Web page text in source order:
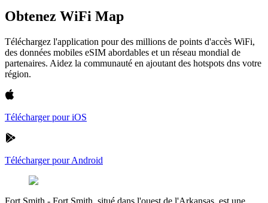
Obtenez WiFi Map
Téléchargez l'application pour des millions de points d'accès WiFi,
des données mobiles eSIM abordables et un réseau mondial de
partenaires. Aidez la communauté en ajoutant des hotspots dns votre
région.
Télécharger pour iOS
Télécharger pour Android
Fort Smith - Fort Smith, situé dans l'ouest de l'Arkansas, est une